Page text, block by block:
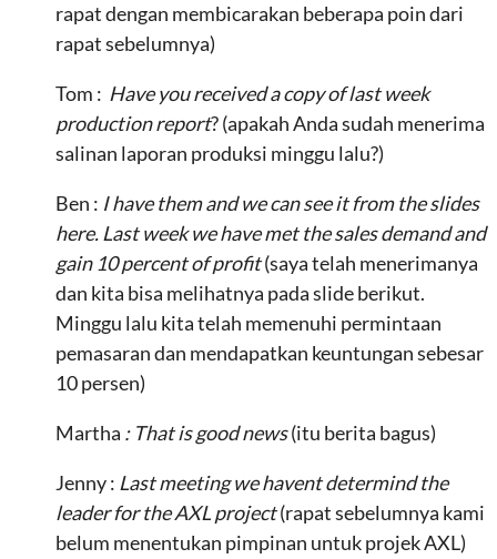
rapat dengan membicarakan beberapa poin dari
rapat sebelumnya)
Tom : Have you received a copy of last week
production report? (apakah Anda sudah menerima
salinan laporan produksi minggu lalu?)
Ben : I have them and we can see it from the slides
here. Last week we have met the sales demand and
gain 10 percent of profit(saya telah menerimanya
dan kita bisa melihatnya pada slide berikut.
Minggu lalu kita telah memenuhi permintaan
pemasaran dan mendapatkan keuntungan sebesar
10 persen)
Martha : That is good news(itu berita bagus)
Jenny : Last meeting we havent determind the
leader for the AXL project(rapat sebelumnya kami
belum menentukan pimpinan untuk projek AXL)